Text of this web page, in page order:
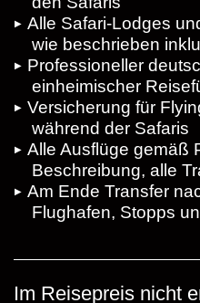
Alle Safari-Lodges
wie beschrieben
Professioneller
einheimischer
Versicherung für
während der Safaris
Alle Ausflüge gemäß
Beschreibung, alle
Am Ende Transfer
Flughafen, Stopps
Im Reisepreis nicht